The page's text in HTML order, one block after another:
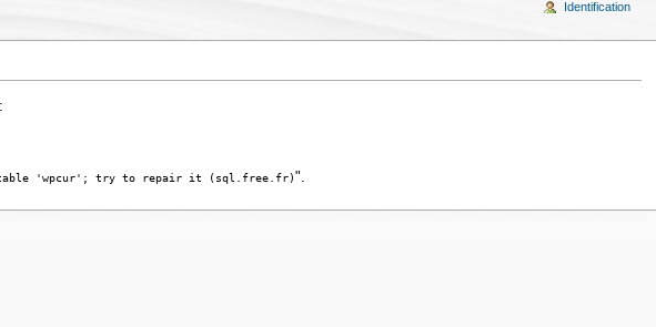
'wpcur'; try to repair it (sql.free.fr)".
Identification